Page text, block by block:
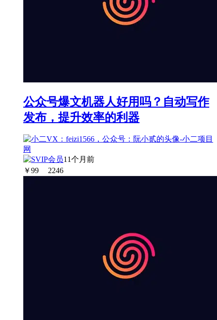
公众号爆文机器人好用吗？自动写作
发布，提升效率的利器
11个月前
￥99 2246